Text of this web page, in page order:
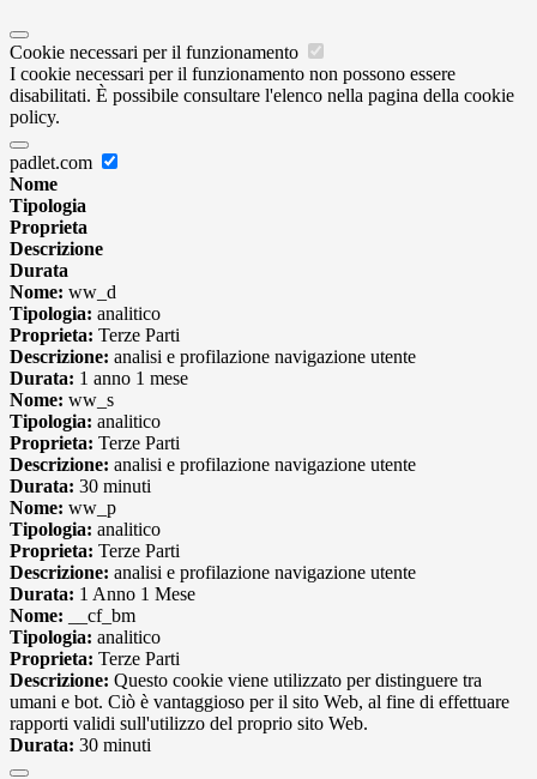
Cookie necessari per il funzionamento
I cookie necessari per il funzionamento non possono essere
disabilitati. È possibile consultare l'elenco nella pagina della cookie
policy.
padlet.com
Nome
Tipologia
Proprieta
Descrizione
Durata
Nome: ww_d
Tipologia: analitico
Proprieta: Terze Parti
Descrizione: analisi e profilazione navigazione utente
Durata: 1 anno 1 mese
Nome: ww_s
Tipologia: analitico
Proprieta: Terze Parti
Descrizione: analisi e profilazione navigazione utente
Durata: 30 minuti
Nome: ww_p
Tipologia: analitico
Proprieta: Terze Parti
Descrizione: analisi e profilazione navigazione utente
Durata: 1 Anno 1 Mese
Nome: __cf_bm
Tipologia: analitico
Proprieta: Terze Parti
Descrizione: Questo cookie viene utilizzato per distinguere tra
umani e bot. Ciò è vantaggioso per il sito Web, al fine di effettuare
rapporti validi sull'utilizzo del proprio sito Web.
Durata: 30 minuti